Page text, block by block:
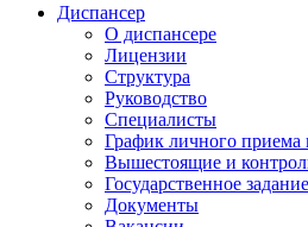
Диспансер
О диспансере
Лицензии
Структура
Руководство
Специалисты
График личного приема
Вышестоящие и
Государственное задание
Документы